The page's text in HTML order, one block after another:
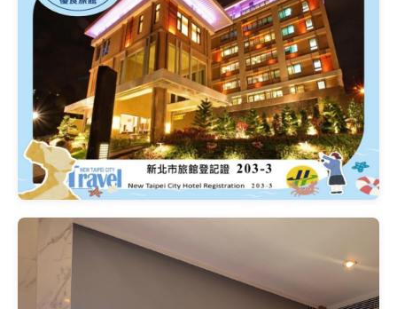
무료 혜택
조식, Wi-Fi, 주차, 마사지 의자
Wi-Fi, 주차, 피트니스, 수영장
아동 정책
추가 요금
5세 이하 무료 (간이침대 미제